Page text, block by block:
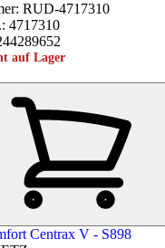
RUD-4717310
4717310
auf Lager